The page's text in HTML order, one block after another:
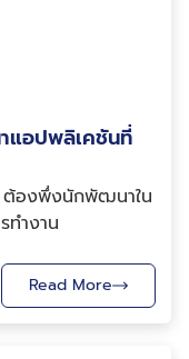
แอปพลิเคชันที่
ต้องพึ่งนักพัฒนาใน
ทำงาน
Read More